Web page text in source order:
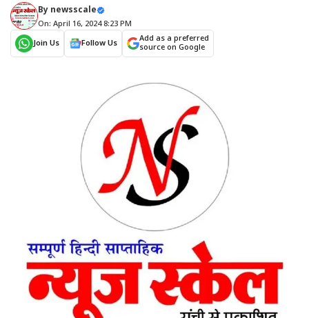
By newsscale
On: April 16, 2024 8:23 PM
Join Us
Follow Us
Add as a preferred
source on Google